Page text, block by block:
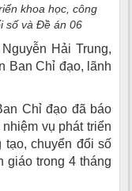
khoa học, công
số và Đề án 06
Hải Trung,
Ban Chỉ đạo, lãnh
Chỉ đạo đã báo
vụ phát triển
tạo, chuyển đổi số
giáo trong 4 tháng